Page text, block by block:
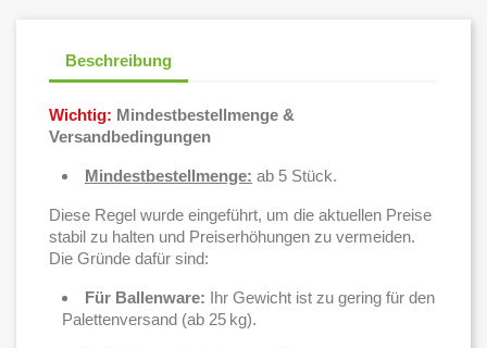
Beschreibung
Wichtig: Mindestbestellmenge &
Versandbedingungen
Mindestbestellmenge: ab 5 Stück.
Diese Regel wurde eingeführt, um die aktuellen Preise
stabil zu halten und Preiserhöhungen zu vermeiden.
Die Gründe dafür sind:
Für Ballenware: Ihr Gewicht ist zu gering für den
Palettenversand (ab 25 kg).